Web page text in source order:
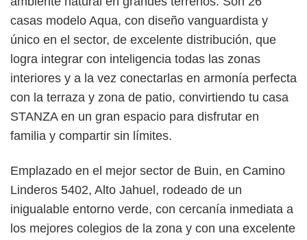
casas modelo Aqua, con diseño vanguardista y
único en el sector, de excelente distribución, que
logra integrar con inteligencia todas las zonas
interiores y a la vez conectarlas en armonía perfecta
con la terraza y zona de patio, convirtiendo tu casa
STANZA en un gran espacio para disfrutar en
familia y compartir sin límites.
Emplazado en el mejor sector de Buin, en Camino
Linderos 5402, Alto Jahuel, rodeado de un
inigualable entorno verde, con cercanía inmediata a
los mejores colegios de la zona y con una excelente